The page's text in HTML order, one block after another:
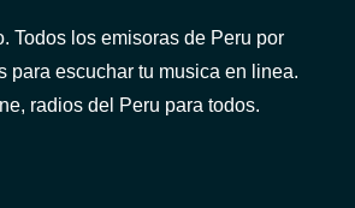
Todos los emisoras de Peru por
para escuchar tu musica en linea.
radios del Peru para todos.